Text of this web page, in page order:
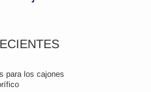
para los cajones